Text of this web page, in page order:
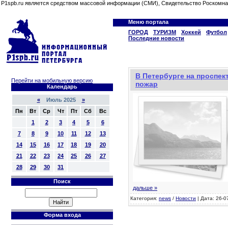
P1spb.ru является средством массовой информации (СМИ), Свидетельство
Меню портала
ГОРОД
ТУРИЗМ Хоккей
Футбол
Последние новости
Перейти на мобильную версию
Календарь
«Июль 2025 »
Пн
Вт Ср Чт Пт Сб
Вс
1
2 3 4 5
6
7
8 9 10 11 12
13
14
15 16 17 18 19
20
21
22 23 24 25 26
27
28
29 30 31
Поиск
Форма входа
В Петербурге на
пожар
дальше »
Категория: news / Новости | Дата: 26-